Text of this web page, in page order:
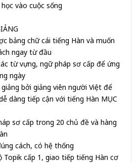
vào cuộc sống
bảng chữ cái tiếng Hàn và muốn
ngay từ đầu
từ vựng, ngữ pháp sơ cấp để ứng
ngày
bởi giảng viên người Việt để
dàng tiếp cận với tiếng Hàn MỤC
sơ cấp trong 20 chủ đề và hàng
cách, có hệ thống
cấp 1, giao tiếp tiếng Hàn cơ